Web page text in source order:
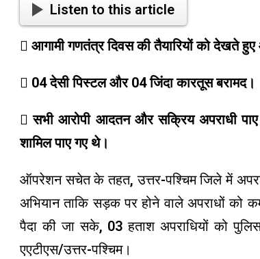
Listen to this article
 आगामी गणतंत्र दिवस की तैयारियों को देखते
 04 देसी पिस्टल और 04 जिंदा कारतूस बरामद।
 सभी आरोपी आदतन और सक्रिय अपराधी
शामिल पाए गए थे।
ऑपरेशन सचेत के तहत, उत्तर-पश्चिम जिले में
अभियान ताकि सड़क पर होने वाले अपराधों को
पैदा की जा सके, 03 हताश अपराधियों को पुलिस
एएटीएस/उत्तर-पश्चिम।